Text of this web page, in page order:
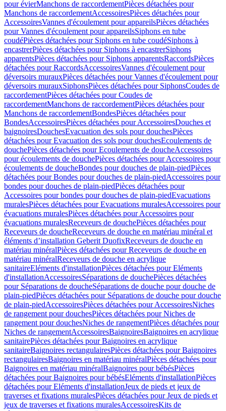
pour évierManchons de raccordementPièces détachées pour
Manchons de raccordementAccessoiresPièces détachées pour
AccessoiresVannes d'écoulement pour appareilsPièces détachées
pour Vannes d'écoulement pour appareilsSiphons en tube
coudéPièces détachées pour Siphons en tube coudéSiphons à
encastrerPièces détachées pour Siphons à encastrerSiphons
apparentsPièces détachées pour Siphons apparentsRaccordsPièces
détachées pour RaccordsAccessoiresVannes d'écoulement pour
déversoirs murauxPièces détachées pour Vannes d'écoulement pour
déversoirs murauxSiphonsPièces détachées pour SiphonsCoudes de
raccordementPièces détachées pour Coudes de
raccordementManchons de raccordementPièces détachées pour
Manchons de raccordementBondesPièces détachées pour
BondesAccessoiresPièces détachées pour AccessoiresDouches et
baignoiresDouchesEvacuation des sols pour douchesPièces
détachées pour Evacuation des sols pour douchesEcoulements de
douchePièces détachées pour Ecoulements de doucheAccessoires
pour écoulements de douchePièces détachées pour Accessoires pour
écoulements de doucheBondes pour douches de plain-piedPièces
détachées pour Bondes pour douches de plain-piedAccessoires pour
bondes pour douches de plain-piedPièces détachées pour
Accessoires pour bondes pour douches de plain-piedEvacuations
muralesPièces détachées pour Evacuations muralesAccessoires pour
évacuations muralesPièces détachées pour Accessoires pour
évacuations muralesReceveurs de douchePièces détachées pour
Receveurs de doucheReceveurs de douche en matériau minéral et
éléments d’installation Geberit DuofixReceveurs de douche en
matériau minéralPièces détachées pour Receveurs de douche en
matériau minéralReceveurs de douche en acrylique
sanitaireEléments d'installationPièces détachées pour Eléments
d'installationAccessoiresSéparations de douchePièces détachées
pour Séparations de doucheSéparations de douche pour douche de
plain-piedPièces détachées pour Séparations de douche pour douche
de plain-piedAccessoiresPièces détachées pour AccessoiresNiches
de rangement pour douchesPièces détachées pour Niches de
rangement pour douchesNiches de rangementPièces détachées pour
Niches de rangementAccessoiresBaignoiresBaignoires en acrylique
sanitairePièces détachées pour Baignoires en acrylique
sanitaireBaignoires rectangulairesPièces détachées pour Baignoires
rectangulairesBaignoires en matériau minéralPièces détachées pour
Baignoires en matériau minéralBaignoires pour bébésPièces
détachées pour Baignoires pour bébésEléments d'installationPièces
détachées pour Eléments d'installationJeux de pieds et jeux de
traverses et fixations muralesPièces détachées pour Jeux de pieds et
jeux de traverses et fixations muralesAccessoiresKits de